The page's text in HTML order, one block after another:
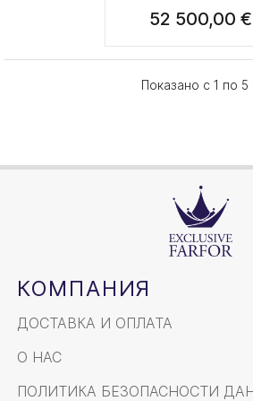
52 500,00 €
Показано с 1 по 5
КОМПАНИЯ
ДОСТАВКА И ОПЛАТА
О НАС
ПОЛИТИКА БЕЗОПАСНОСТИ